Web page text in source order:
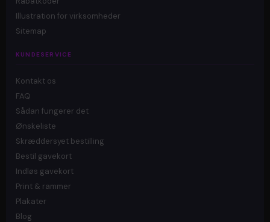
Illustration for virksomheder
Sitemap
KUNDESERVICE
Kontakt os
FAQ
Sådan fungerer det
Ønskeliste
Skræddersyet bestilling
Bestil gavekort
Indløs gavekort
Print & rammer
Plakater
Blog